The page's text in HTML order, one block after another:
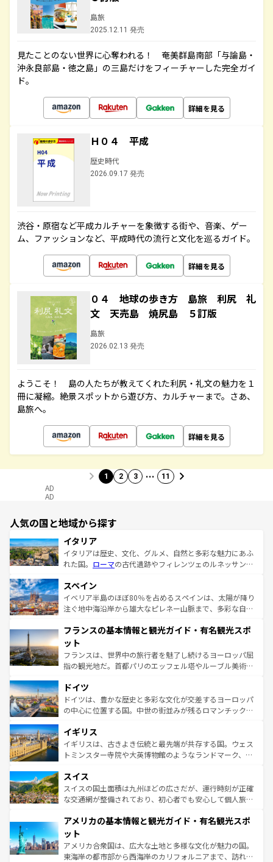
島旅
2025.12.11 発売
見たことのない世界に心奪われる！ 奄美群島南部「与論島・
沖永良部島・徳之島」の三島だけをフィーチャーした完全ガイ
ド。
詳細を見る
Ｈ０４ 平成
歴史時代
2026.09.17 発売
渋谷・原宿など平成カルチャーを象徴する街や、音楽、ゲー
ム、ファッションなど、平成時代の流行と文化を巡るガイド。
詳細を見る
０４ 地球の歩き方 島旅 利尻 礼
文 天売島 焼尻島 ５訂版
島旅
2026.02.13 発売
ようこそ！ 島の人たちが教えてくれた利尻・礼文の魅力を１
冊に凝縮。絶景スポットから遊び方、カルチャーまで。さあ、
島旅へ。
詳細を見る
1 2 3 … 11
AD
AD
人気の国と地域から探す
イタリア
イタリアは歴史、文化、グルメ、自然と多彩な魅力にあふ
れた国。 ローマの古代遺跡やフィレンツェのルネッサンス
ろん、トスカーナの美しい田園風景やアマルフィ海岸の絶
景など、自然景観も見逃せない。観光の合間には、本場の
ピザやパスタなど、絶品のイタリア料理を堪能することも
ませてくれるイタリアで、忘れられない旅をしてみよう！
なお、新着のイタリア情報は
しい。
スペイン
イベリア半島のほぼ80％を占めるスペインは、太陽が降り
注ぐ地中海沿岸から雄大なピレネー山脈まで、多彩な自然
文化が根付くこの国では、情熱的なフラメンコ、熱気あふ
れる闘牛、そして美味しいタパスが生活の一部となってい
る。首都マドリードの洗練された雰囲気や、バルセロナの
アートに溢れた街角から、地方では古代ローマ遺跡や中世
せる。地方によって風土や気候が異なるスペインはその個
性で訪れる人を魅了する。 なお、新着のスペイン情報は コ
ンテンツ一覧を参照してほしい。
フランスの基本情報と観光ガイド・有名観光スポ
ット
フランスは、世界中の旅行者を魅了し続けるヨーロッパ屈
指の観光地だ。首都パリのエッフェル塔やルーブル美術館
で、幅広い魅力が詰まっている。華麗な宮殿、歴史的な大
聖堂、美しいビーチ、そして豊かな自然が、訪れる者を心
から魅了する。また、フランスは美食の国としても知ら
いる。シャンパンの発祥地であるランス、プロヴァンスの
香り高いラベンダー畑など、多彩な楽しみ方が可能だ。さ
らに、パリ以外の地域にも魅力が溢れており、どの街角に
れる地方に足を運ぶとそれぞれで全く異なる文化を体験で
きるだろう。 なお、新着のフランス情報はコンテンツ一覧
を参照してほしい。
ドイツ
ドイツは、豊かな歴史と多彩な文化が交差するヨーロッパ
の中心に位置する国。中世の街並みが残るロマンチック街
顔を持つこの国は、どこを歩いても飽きることがない。ベ
ルリンの文化的活気、バイエルン州のアルプスの絶景、そ
してライン川沿いのワイン畑といった風景は必見。ビール
は、お酒好きな人にはぜひ体験してほしい。 なお、新着の
ドイツ情報はコンテンツ一覧を参照してほしい。
イギリス
イギリスは、古きよき伝統と最先端が共存する国。ウェス
トミンスター寺院や大英博物館のようなランドマーク、歴
リアごとに異なる魅力がある。また、優雅なアフタヌーン
ティー、ビール好きにはたまらない英国パブ、サッカー観
戦など、本場だからこそできる体験も豊富。イギリスを旅
ンツ一覧を参照してほしい。
スイス
スイスの国土面積は九州ほどの広さだが、運行時刻が正確
な交通網が整備されており、初心者でも安心して個人旅行
の建物がそのまま残る町や、スイスならではのユニークな
博物館もあり、アルプス観光だけでなく町歩きも満喫する
ことができる。国民の所得が高いため物価も高いが、旅行
者向けの交通パス提供のサービスもあり、うまく活用すれ
アメリカの基本情報と観光ガイド・有名観光スポ
ット
アメリカ合衆国は、広大な土地と多様な文化が魅力の国。
東海岸の都市部から西海岸のカリフォルニアまで、訪れる